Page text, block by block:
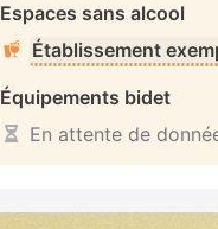
Espaces sans alcool
Établissement
Équipements bidet
En attente de